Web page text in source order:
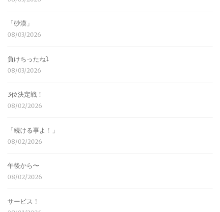
「砂漠」
08/03/2026
負けちったね⤵︎
08/03/2026
3位決定戦！
08/02/2026
「続ける事よ！」
08/02/2026
午後から〜
08/02/2026
サービス！